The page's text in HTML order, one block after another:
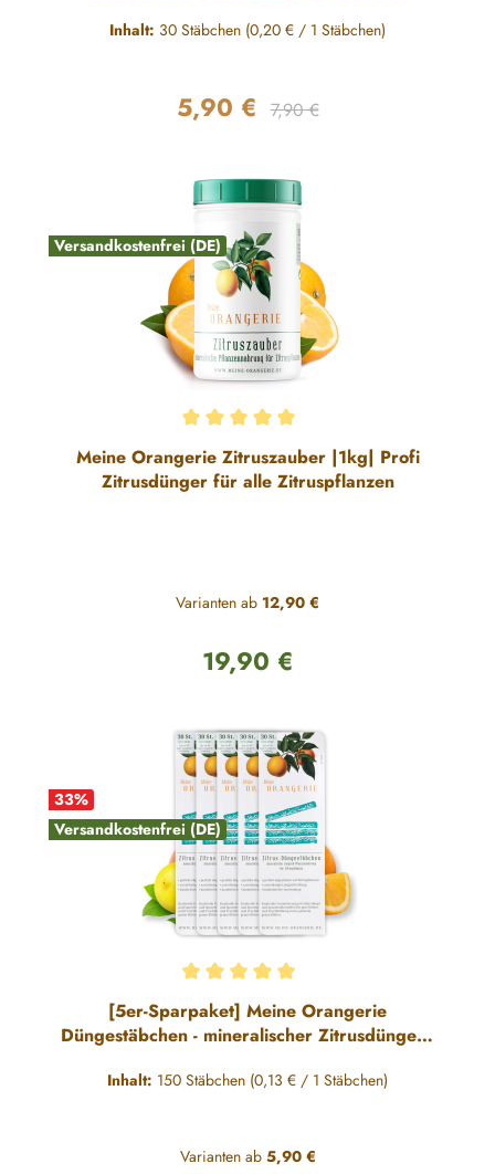
Inhalt: 30 Stäbchen (0,20 € / 1 Stäbchen)
Verkaufspreis:
5,90 € Regulärer Preis:
7,90 €
Versandkostenfrei (DE)
Durchschnittliche Bewertung von 5 von 5 Sternen
Meine Orangerie Zitruszauber |1kg| Profi
Zitrusdünger für alle Zitruspflanzen
Varianten ab 12,90 €
Regulärer Preis:
19,90 €
33%
Versandkostenfrei (DE)
Durchschnittliche Bewertung von 5 von 5 Sternen
[5er-Sparpaket] Meine Orangerie
Düngestäbchen - mineralischer Zitrusdünger -
Inhalt: 150 Stäbchen (0,13 € / 1 Stäbchen)
Varianten ab5,90 €